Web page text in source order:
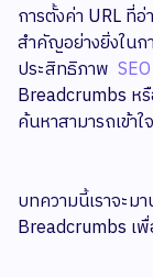
การตั้งค่า URL ที่
สำคัญอย่างยิ่งใน
ประสิทธิภาพ SEO
Breadcrumbs หรื
ค้นหาสามารถเข้า
บทความนี้เราจะม
Breadcrumbs เ